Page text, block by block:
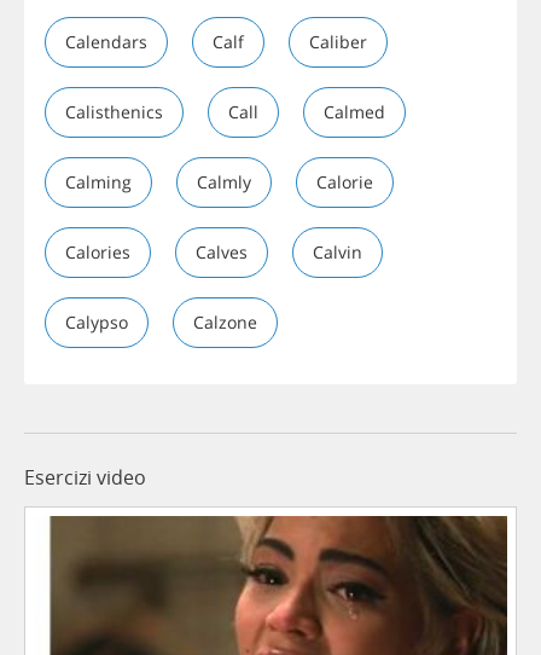
Calendars Calf Caliber
Calisthenics Call Calmed
Calming Calmly Calorie
Calories Calves Calvin
Calypso Calzone
Esercizi video